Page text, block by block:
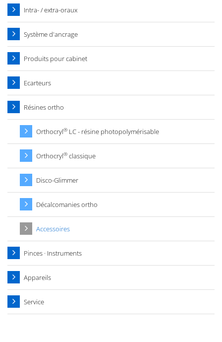
Intra- / extra-oraux
Système d'ancrage
Produits pour cabinet
Ecarteurs
Résines ortho
Orthocryl® LC - résine photopolymérisable
Orthocryl® classique
Disco-Glimmer
Décalcomanies ortho
Accessoires
Pinces · Instruments
Appareils
Service